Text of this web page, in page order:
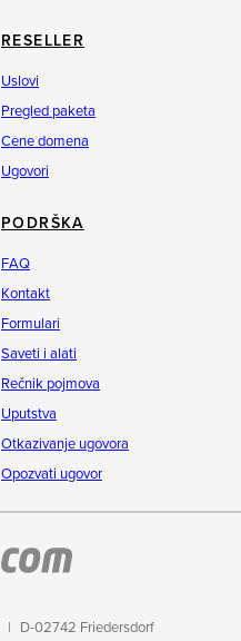
RESELLER
Uslovi
Pregled paketa
Cene domena
Ugovori
PODRŠKA
FAQ
Kontakt
Formulari
Saveti i alati
Rečnik pojmova
Uputstva
Otkazivanje ugovora
Opozvati ugovor
D-02742 Friedersdorf